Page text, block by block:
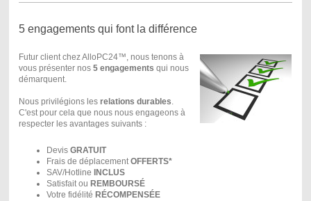
5 engagements qui font la différence
Futur client chez AlloPC24™, nous tenons à
vous présenter nos 5 engagements qui nous
démarquent.
Nous privilégions les relations durables.
C'est pour cela que nous nous engageons à
respecter les avantages suivants :
Devis GRATUIT
Frais de déplacementOFFERTS*
SAV/Hotline
INCLUS
Satisfait ou REMBOURSÉ
Votre fidélité RÉ COMPENSÉ E